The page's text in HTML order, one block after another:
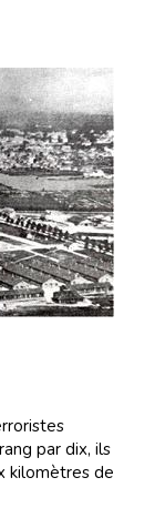
par dix, ils
kilomètres de